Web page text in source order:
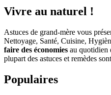
Vivre au naturel !
Astuces de grand-mère vous
Nettoyage, Santé, Cuisine,
faire des économies au quotidien
plupart des astuces et remèdes
Populaires